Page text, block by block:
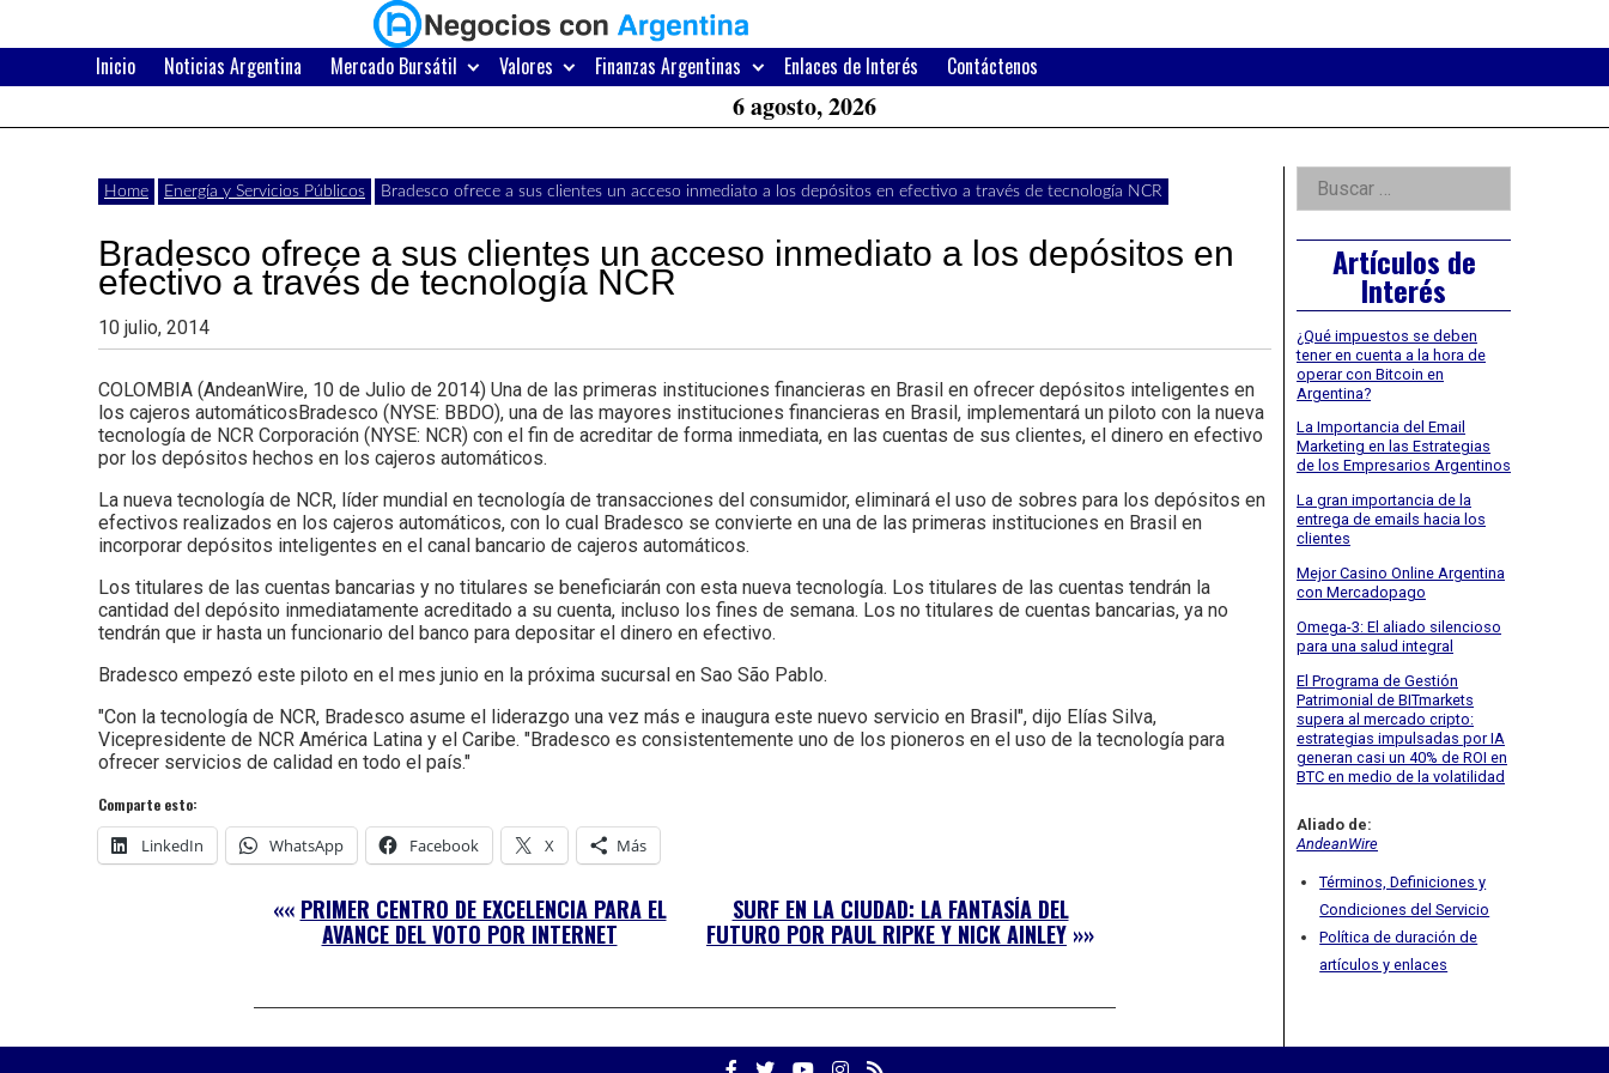
content
Negocios
con
Argentina
Últimas
noticias,
y
actualidad
de
negocios
con
Argentina.
Area
Inicio Noticias Argentina Mercado Bursátil Valores Finanzas Argentinas Enlaces de Interés Contáctenos
6 agosto, 2026
Home Energía y Servicios Públicos Bradesco ofrece a sus clientes un acceso inmediato a los depósitos en efectivo a través de tecnología NCR
Bradesco ofrece a sus clientes un acceso inmediato a los depósitos en
efectivo a través de tecnología NCR
10 julio, 2014
COLOMBIA (AndeanWire, 10 de Julio de 2014) Una de las primeras instituciones financieras en Brasil en ofrecer depósitos inteligentes en
los cajeros automáticosBradesco (NYSE: BBDO), una de las mayores instituciones financieras en Brasil, implementará un piloto con la nueva
tecnología de NCR Corporación (NYSE: NCR) con el fin de acreditar de forma inmediata, en las cuentas de sus clientes, el dinero en efectivo
por los depósitos hechos en los cajeros automáticos.
La nueva tecnología de NCR, líder mundial en tecnología de transacciones del consumidor, eliminará el uso de sobres para los depósitos en
efectivos realizados en los cajeros automáticos, con lo cual Bradesco se convierte en una de las primeras instituciones en Brasil en
incorporar depósitos inteligentes en el canal bancario de cajeros automáticos.
Los titulares de las cuentas bancarias y no titulares se beneficiarán con esta nueva tecnología. Los titulares de las cuentas tendrán la
cantidad del depósito inmediatamente acreditado a su cuenta, incluso los fines de semana. Los no titulares de cuentas bancarias, ya no
tendrán que ir hasta un funcionario del banco para depositar el dinero en efectivo.
Bradesco empezó este piloto en el mes junio en la próxima sucursal en Sao São Pablo.
"Con la tecnología de NCR, Bradesco asume el liderazgo una vez más e inaugura este nuevo servicio en Brasil", dijo Elías Silva,
Vicepresidente de NCR América Latina y el Caribe. "Bradesco es consistentemente uno de los pioneros en el uso de la tecnología para
ofrecer servicios de calidad en todo el país."
Comparte esto:
LinkedIn WhatsApp Facebook X Más
«« PRIMER CENTRO DE EXCELENCIA PARA EL
AVANCE DEL VOTO POR INTERNET
SURF EN LA CIUDAD: LA FANTASÍA DEL
FUTURO POR PAUL RIPKE Y NICK AINLEY »»
Right
Asides
Buscar:
Artículos de
Interés
¿Qué impuestos se deben
tener en cuenta a la hora de
operar con Bitcoin en
Argentina?
La Importancia del Email
Marketing en las Estrategias
de los Empresarios Argentinos
La gran importancia de la
entrega de emails hacia los
clientes
Mejor Casino Online Argentina
con Mercadopago
Omega-3: El aliado silencioso
para una salud integral
El Programa de Gestión
Patrimonial de BITmarkets
supera al mercado cripto:
estrategias impulsadas por IA
generan casi un 40% de ROI en
BTC en medio de la volatilidad
Aliado de:
AndeanWire
Términos, Definiciones y
Condiciones del Servicio
Política de duración de
artículos y enlaces
Facebook
TwitterYouTubeFacebook
RSS